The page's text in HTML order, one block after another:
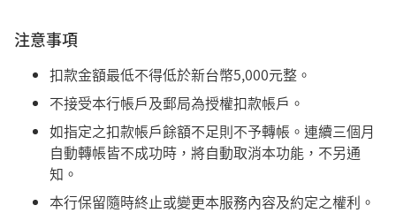
注意事項
扣款金額最低不得低於新台幣5,000元整。
不接受本行帳戶及郵局為授權扣款帳戶。
如指定之扣款帳戶餘額不足則不予轉帳。連續三個月
自動轉帳皆不成功時，將自動取消本功能，不另通
知。
本行保留隨時終止或變更本服務內容及約定之權利。